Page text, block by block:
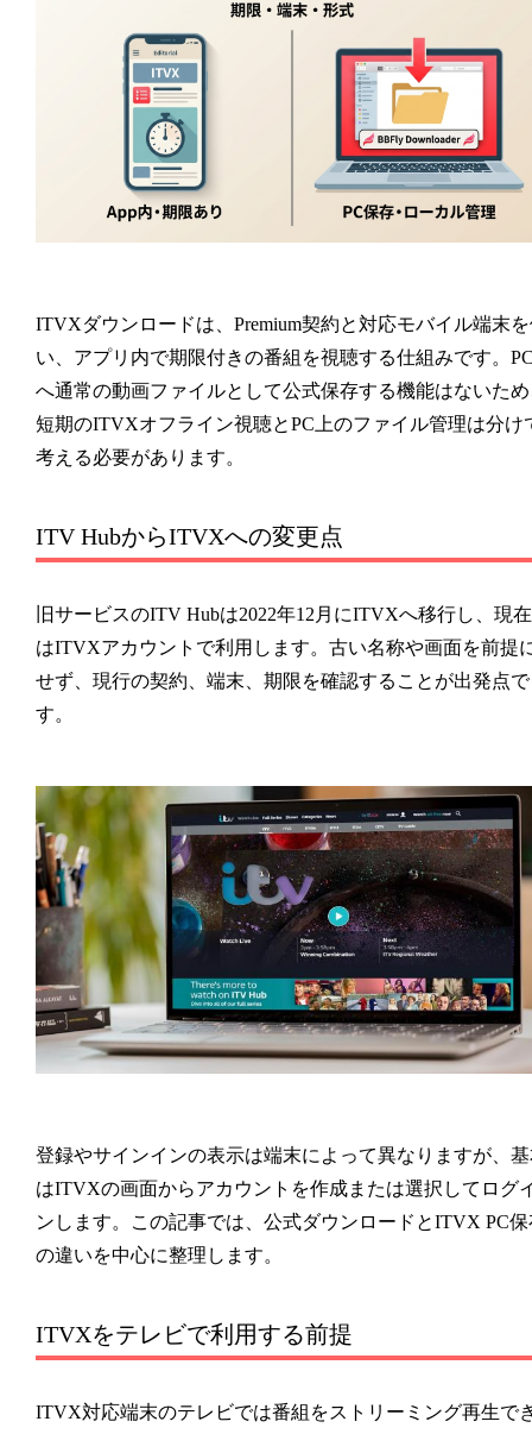
ITVXダウンロードは、Premium契約と対応モバイル端末
い、アプリ内で期限付きの番組を視聴する仕組みです。
へ通常の動画ファイルとして公式保存する機能はないた
短期のITVXオフライン視聴とPC上のファイル管理は分け
考える必要があります。
ITV HubからITVXへの変更点
旧サービスのITV Hubは2022年12月にITVXへ移行し、現在
はITVXアカウントで利用します。古い名称や画面を前提
せず、現行の契約、端末、期限を確認することが出発点で
す。
登録やサインインの表示は端末によって異なりますが、
はITVXの画面からアカウントを作成または選択してログ
ンします。この記事では、公式ダウンロードとITVX PC保
の違いを中心に整理します。
ITVXをテレビで利用する前提
ITVX対応端末のテレビでは番組をストリーミング再生で